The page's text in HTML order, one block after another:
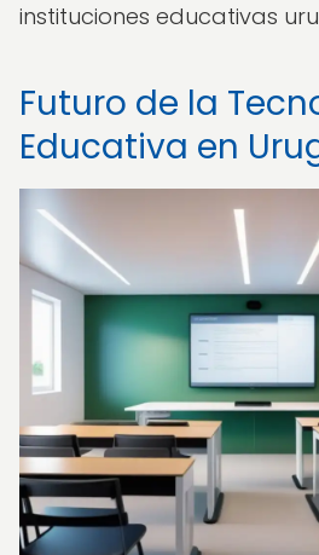
instituciones educativas
Futuro de la
Educativa en